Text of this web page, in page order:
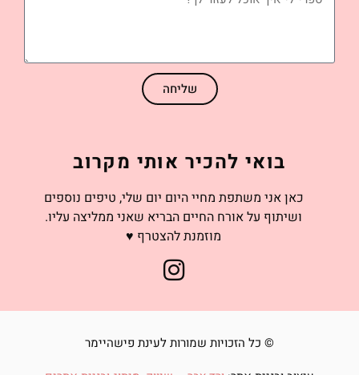
שליחה
בואי להכיר אותי מקרוב
כאן אני משתפת מחיי היום יום שלי, טיפים נוספים
ושיתוף על אורח החיים הבריא שאני ממליצה עליו.
מוזמנת להצטרף ♥
© כל הזכויות שמורות לעינת פישהיימר